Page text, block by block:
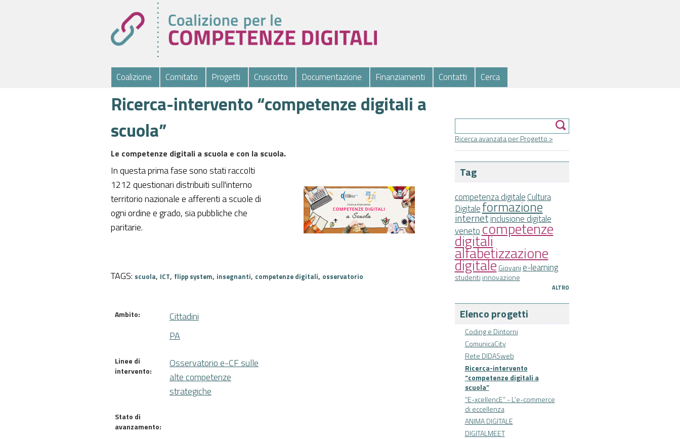
Coalizione Comitato Progetti Cruscotto Documentazione Finanziamenti Contatti Cerca
Ricerca avanzata per Progetto >
Tag
competenza digitaleCultura
Digitaleformazione
internetinclusione digitale
venetocompetenze
digitali
alfabetizzazione
digitale Giovani e-learning
studenti innovazione
ALTRO
Elenco progetti
Coding e Dintorni
ComunicaCity
Rete DIDASweb
Ricerca-intervento
“competenze digitali a
scuola”
“E-xcellencE” - L'e-commerce
di eccellenza
ANIMA DIGITALE
DIGITALMEET
Ricerca-intervento “competenze digitali a
scuola”
Le competenze digitali a scuola e con la scuola.
In questa prima fase sono stati raccolti
1212 questionari distribuiti sull'interno
territorio nazionale e afferenti a scuole di
ogni ordine e grado, sia pubbliche che
paritarie.
TAGS: scuola, ICT, flipp system, insegnanti, competenze digitali, osservatorio
Ambito:
Cittadini
PA
Linee di
intervento:
Osservatorio e-CF sulle
alte competenze
strategiche
Stato di
avanzamento: